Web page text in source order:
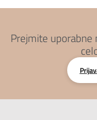
Prejmite uporabne